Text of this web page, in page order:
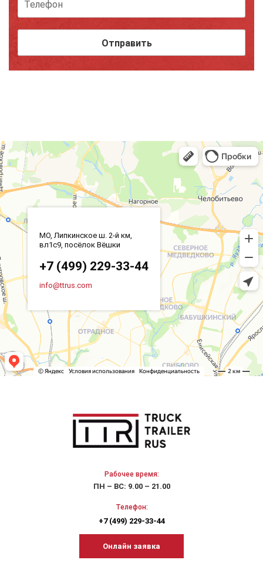
МО, Липкинское ш. 2-й км,
вл1с9, посёлок Вёшки
+7 (499) 229-33-44
info@ttrus.com
Рабочее время:
ПН – ВС: 9.00 – 21.00
Телефон:
+7 (499) 229-33-44
Онлайн заявка